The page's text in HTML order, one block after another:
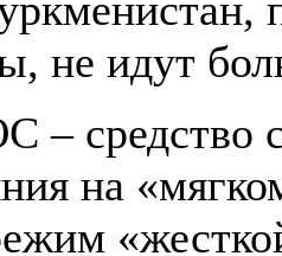
не идут
– средство
на